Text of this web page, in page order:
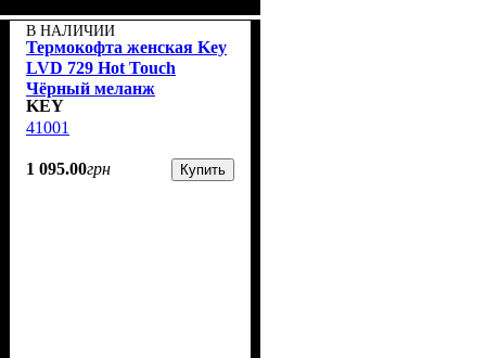
В НАЛИЧИИ
Термокофта женская Key
LVD 729 Hot Touch
Чёрный меланж
KEY
41001
1 095.00грн Купить